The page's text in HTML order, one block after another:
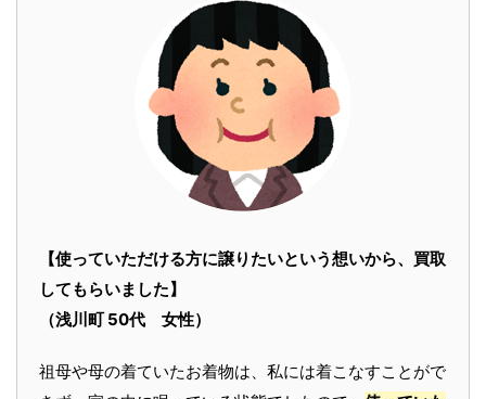
【使っていただける方に譲りたいという想いから、買取
してもらいました】
（浅川町 50代 女性）
祖母や母の着ていたお着物は、私には着こなすことがで